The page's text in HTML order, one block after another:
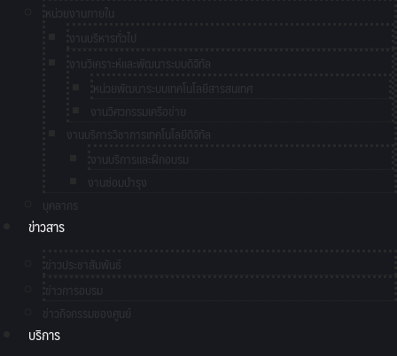
หน่วยงานภายใน
งานบริหารทั่วไป
งานวิเคราะห์และพัฒนาระบบดิจิทัล
หน่วยพัฒนาระบบเทคโนโลยีสารสนเทศ
งานวิศวกรรมเครือข่าย
งานบริการวิชาการเทคโนโลยีดิจิทัล
งานบริการและฝึกอบรม
งานซ่อมบำรุง
บุคลากร
ข่าวสาร
ข่าวประชาสัมพันธ์
ข่าวการอบรม
ข่าวกิจกรรมของศูนย์
บริการ